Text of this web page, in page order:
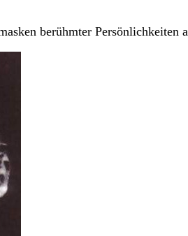
berühmter Persönlichkeiten